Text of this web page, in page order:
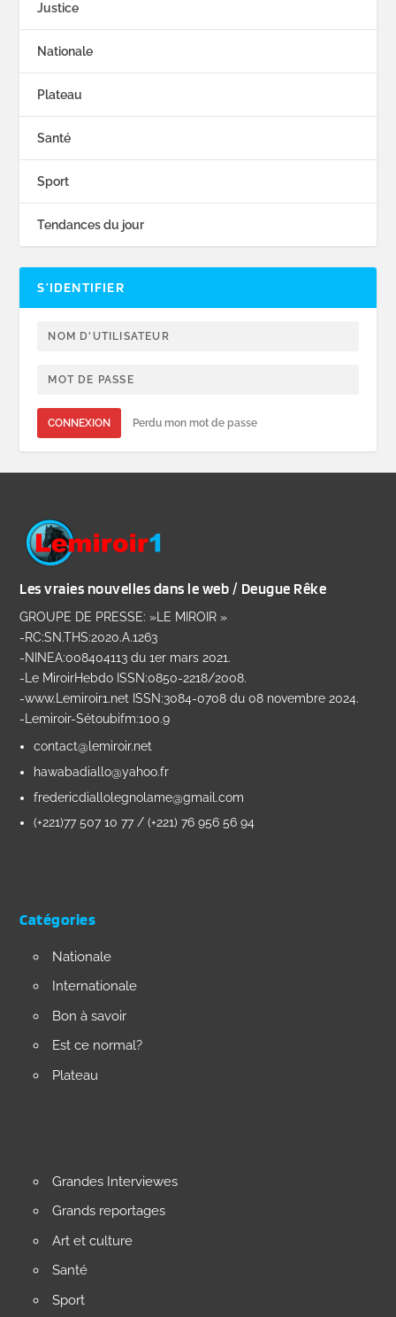
Justice
Nationale
Plateau
Santé
Sport
Tendances du jour
S’IDENTIFIER
CONNEXION Perdu mon mot de passe
Les vraies nouvelles dans le web / Deugue Rêke
GROUPE DE PRESSE: »LE MIROIR »
-RC:SN.THS:2020.A.1263
-NINEA:008404113 du 1er mars 2021.
-Le MiroirHebdo ISSN:0850-2218/2008.
-www.Lemiroir1.net ISSN:3084-0708 du 08 novembre 2024.
-Lemiroir-Sétoubifm:100.9
contact@lemiroir.net
hawabadiallo@yahoo.fr
fredericdiallolegnolame@gmail.com
(+221)77 507 10 77 / (+221) 76 956 56 94
Catégories
Nationale
Internationale
Bon à savoir
Est ce normal?
Plateau
Grandes Interviewes
Grands reportages
Art et culture
Santé
Sport